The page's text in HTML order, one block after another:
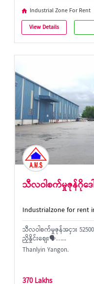
Industrial Zone For Rent
View Details
သီလဝါစက်မှုဇုန်ဂိုဒေ
Industrialzone for rent
သီလဝါစက်မှုဇုန်အငှား
ညှိနှိုင်းစျေး🗣…...
Thanlyin Yangon.